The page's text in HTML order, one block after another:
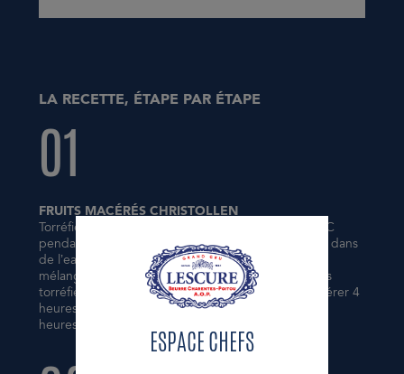
LA RECETTE, ÉTAPE PAR ÉTAPE
01
FRUITS MACÉRÉS CHRISTOLLEN
Torréfier les amandes brutes au four ventilé à 150°C
pendant 15 minutes environ. Réhydrater les raisins dans
de l’eau chaude pendant 10 minutes. Égoutter et
mélanger avec les fruits confits, les amandes brutes
torréfiées concassées et le rhum brun. Laisser macérer 4
heures (optimum une nuit) et égoutter au moins 2
heures avant utilisation.ESPACE CHEFS